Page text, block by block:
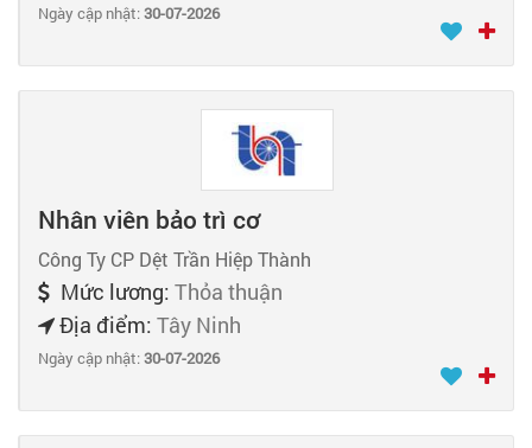
Ngày cập nhật:30-07-2026
Nhân viên bảo trì cơ
Công Ty CP Dệt Trần Hiệp Thành
Mức lương: Thỏa thuận
Địa điểm: Tây Ninh
Ngày cập nhật:30-07-2026